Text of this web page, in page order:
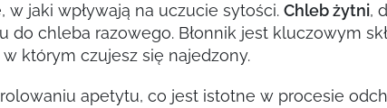
jaki wpływają na uczucie sytości. Chleb żytni,
do chleba razowego. Błonnik jest kluczowym
którym czujesz się najedzony.
apetytu, co jest istotne w procesie